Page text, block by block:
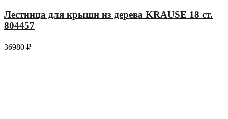
Лестница для крыши из дерева KRAUSE 18 ст.
804457
36980 ₽